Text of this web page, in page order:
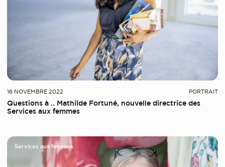
16 NOVEMBRE 2022 PORTRAIT
Questions à .. Mathilde Fortuné, nouvelle directrice des
Services aux femmes
Services aux femmes